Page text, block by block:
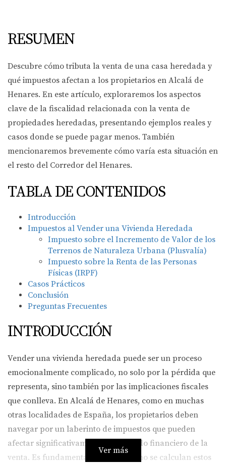
RESUMEN
Descubre cómo tributa la venta de una casa heredada y
qué impuestos afectan a los propietarios en Alcalá de
Henares. En este artículo, exploraremos los aspectos
clave de la fiscalidad relacionada con la venta de
propiedades heredadas, presentando ejemplos reales y
casos donde se puede pagar menos. También
mencionaremos brevemente cómo varía esta situación en
el resto del Corredor del Henares.
TABLA DE CONTENIDOS
Introducción
Impuestos al Vender una Vivienda Heredada
Impuesto sobre el Incremento de Valor de los
Terrenos de Naturaleza Urbana (Plusvalía)
Impuesto sobre la Renta de las Personas
Físicas (IRPF)
Casos Prácticos
Conclusión
Preguntas Frecuentes
INTRODUCCIÓN
Vender una vivienda heredada puede ser un proceso
emocionalmente complicado, no solo por la pérdida que
representa, sino también por las implicaciones fiscales
que conlleva. En Alcalá de Henares, como en muchas
otras localidades de España, los propietarios deben
navegar por un laberinto de impuestos que pueden
afectar significativamente el resultado financiero de la
venta. Es fundamental entender cómo se calculan estos
Ver más